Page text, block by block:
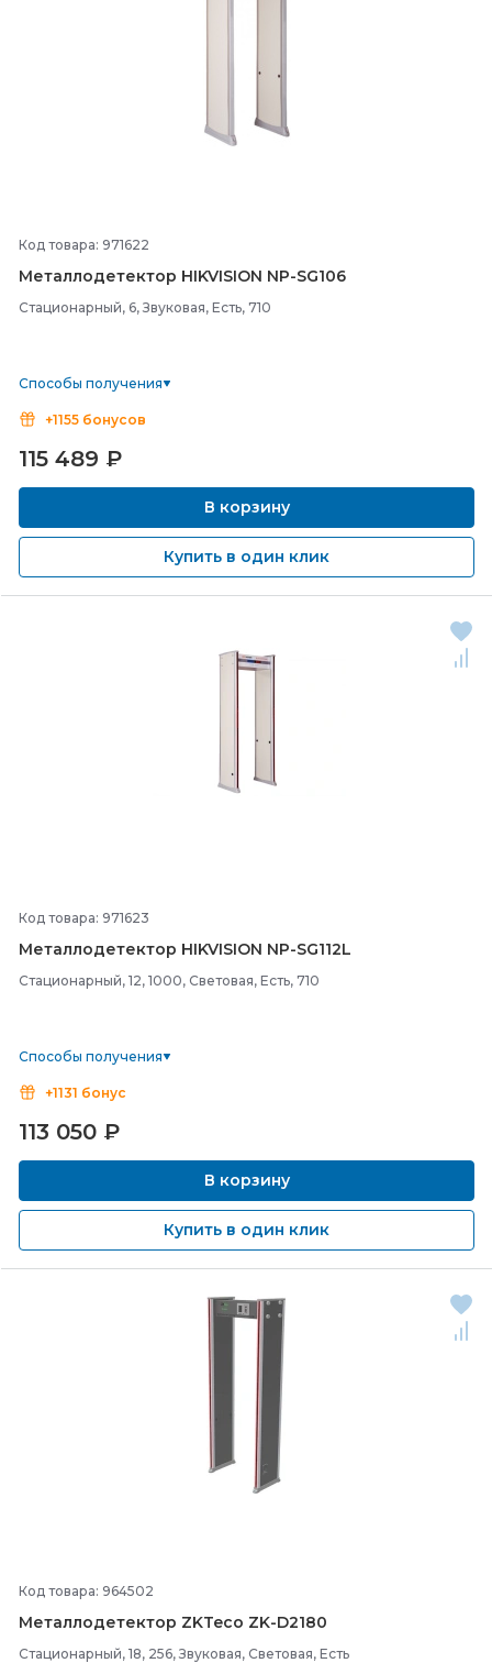
Код товара: 971622
Металлодетектор HIKVISION NP-SG106
Стационарный, 6, Звуковая, Есть, 710
Способы получения
+1155 бонусов
115 489 ₽
В корзину
Купить в один клик
Код товара: 971623
Металлодетектор HIKVISION NP-SG112L
Стационарный, 12, 1000, Световая, Есть, 710
Способы получения
+1131 бонус
113 050 ₽
В корзину
Купить в один клик
Код товара: 964502
Металлодетектор ZKTeco ZK-D2180
Стационарный, 18, 256, Звуковая, Световая, Есть